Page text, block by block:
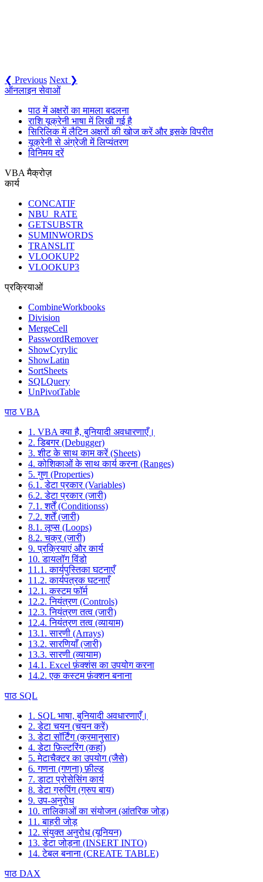
❮ Previous Next ❯
ऑनलाइन सेवाओं
पाठ में अक्षरों का मामला बदलना
राशि यूक्रेनी भाषा में लिखी गई है
सिरिलिक में लैटिन अक्षरों की खोज करें और इसके विपरीत
यूक्रेनी से अंग्रेजी में लिप्यंतरण
विनिमय दरें
VBA मैक्रोज़
कार्य
CONCATIF
NBU_RATE
GETSUBSTR
SUMINWORDS
TRANSLIT
VLOOKUP2
VLOOKUP3
प्रक्रियाओं
CombineWorkbooks
Division
MergeCell
PasswordRemover
ShowCyrylic
ShowLatin
SortSheets
SQLQuery
UnPivotTable
पाठ VBA
1. VBA क्या है, बुनियादी अवधारणाएँ।
2. डिबगर (Debugger)
3. शीट के साथ काम करें (Sheets)
4. कोशिकाओं के साथ कार्य करना (Ranges)
5. गुण (Properties)
6.1. डेटा प्रकार (Variables)
6.2. डेटा प्रकार (जारी)
7.1. शर्तें (Conditionss)
7.2. शर्तें (जारी)
8.1. लूप्स (Loops)
8.2. चक्र (जारी)
9. प्रक्रियाएं और कार्य
10. डायलॉग विंडो
11.1. कार्यपुस्तिका घटनाएँ
11.2. कार्यपत्रक घटनाएँ
12.1. कस्टम फॉर्म
12.2. नियंत्रण (Controls)
12.3. नियंत्रण तत्व (जारी)
12.4. नियंत्रण तत्व (व्यायाम)
13.1. सारणी (Arrays)
13.2. सारणियाँ (जारी)
13.3. सारणी (व्यायाम)
14.1. Excel फ़ंक्शंस का उपयोग करना
14.2. एक कस्टम फ़ंक्शन बनाना
पाठ SQL
1. SQL भाषा, बुनियादी अवधारणाएँ।
2. डेटा चयन (चयन करें)
3. डेटा सॉर्टिंग (क्रमानुसार)
4. डेटा फ़िल्टरिंग (कहां)
5. मेटाचैक्टर का उपयोग (जैसे)
6. गणना (गणना) फ़ील्ड
7. डाटा प्रोसेसिंग कार्य
8. डेटा ग्रुपिंग (ग्रुप बाय)
9. उप-अनुरोध
10. तालिकाओं का संयोजन (आंतरिक जोड़)
11. बाहरी जोड़
12. संयुक्त अनुरोध (यूनियन)
13. डेटा जोड़ना (INSERT INTO)
14. टेबल बनाना (CREATE TABLE)
पाठ DAX